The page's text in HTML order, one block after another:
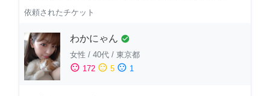
依頼されたチケット
わかにゃん check_circle
女性 / 40代 / 東京都
sentiment_satisfied 172 sentiment_neutral 5 sentiment_dissatisfied 1